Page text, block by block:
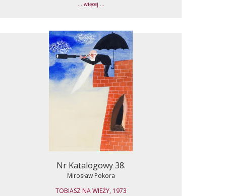
... więcej ...
Nr Katalogowy 38.
Mirosław Pokora
TOBIASZ NA WIEŻY, 1973